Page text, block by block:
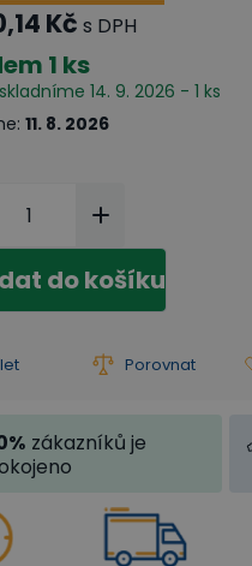
Kč s DPH
1 ks
14. 9. 2026 - 1 ks
: 11. 8. 2026
do košíku
Porovnat
% zákazníků je